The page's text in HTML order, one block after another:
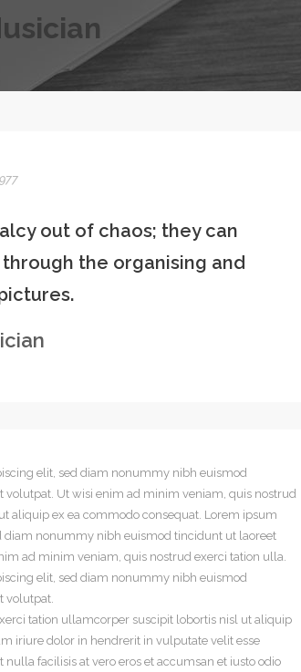
out of chaos; they can
the organising and
elit, sed diam nonummy nibh euismod
Ut wisi enim ad minim veniam, quis nostrud
aliquip ex ea commodo consequat. Lorem ipsum
diam nonummy nibh euismod tincidunt ut laoreet
ad minim veniam, quis nostrud exerci tation ulla.
elit, sed diam nonummy nibh euismod
volutpat.
tation ullamcorper suscipit lobortis nisl ut aliquip
iriure dolor in hendrerit in vulputate velit esse
facilisis at vero eros et accumsan et iusto odio